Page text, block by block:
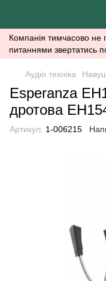
Компанія тимчасово не
питаннями звертатись
Аудіо техніка
Esperanza
дротова
Артикул: 1-006215